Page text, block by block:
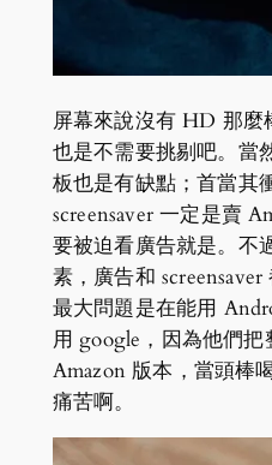
屏幕來說沒有 HD 那麼
也是不需要挑剔吧。當
板也是有缺點；首當其
screensaver 一定是賣
要被迫看廣告就是。不
素，廣告和
最大問題是在能用
用 google，因為他們
Amazon 版本，當頭棒
痛苦啊。